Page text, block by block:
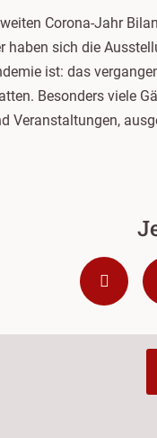
Corona-Jahr
haben sich die
ist: das
Besonders viele
Veranstaltungen,